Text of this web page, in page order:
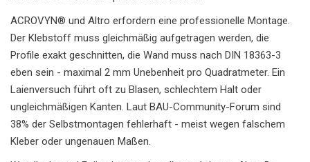
ACROVYN® und Altro erfordern eine professionelle Montage.
Der Klebstoff muss gleichmäßig aufgetragen werden, die
Profile exakt geschnitten, die Wand muss nach DIN 18363-3
eben sein - maximal 2 mm Unebenheit pro Quadratmeter. Ein
Laienversuch führt oft zu Blasen, schlechtem Halt oder
ungleichmäßigen Kanten. Laut BAU-Community-Forum sind
38% der Selbstmontagen fehlerhaft - meist wegen falschem
Kleber oder ungenauen Maßen.